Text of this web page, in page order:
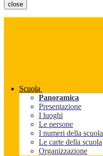
close
Scuola
Panoramica
Presentazione
I luoghi
Le persone
I numeri della scuola
Le carte della scuola
Organizzazione